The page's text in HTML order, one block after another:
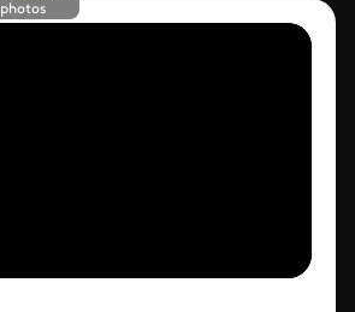
photos